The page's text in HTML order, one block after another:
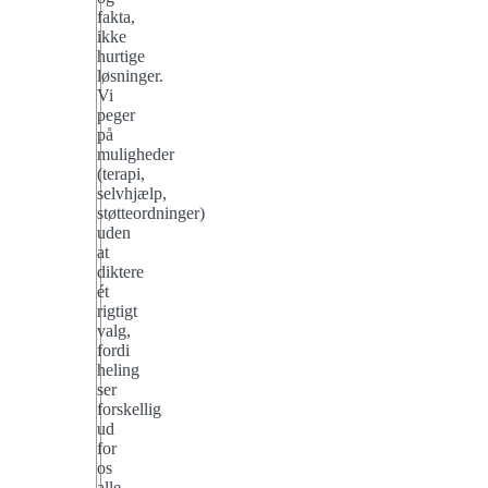
fakta,
ikke
hurtige
løsninger.
Vi
peger
på
muligheder
(terapi,
selvhjælp,
støtteordninger)
uden
at
diktere
ét
rigtigt
valg,
fordi
heling
ser
forskellig
ud
for
os